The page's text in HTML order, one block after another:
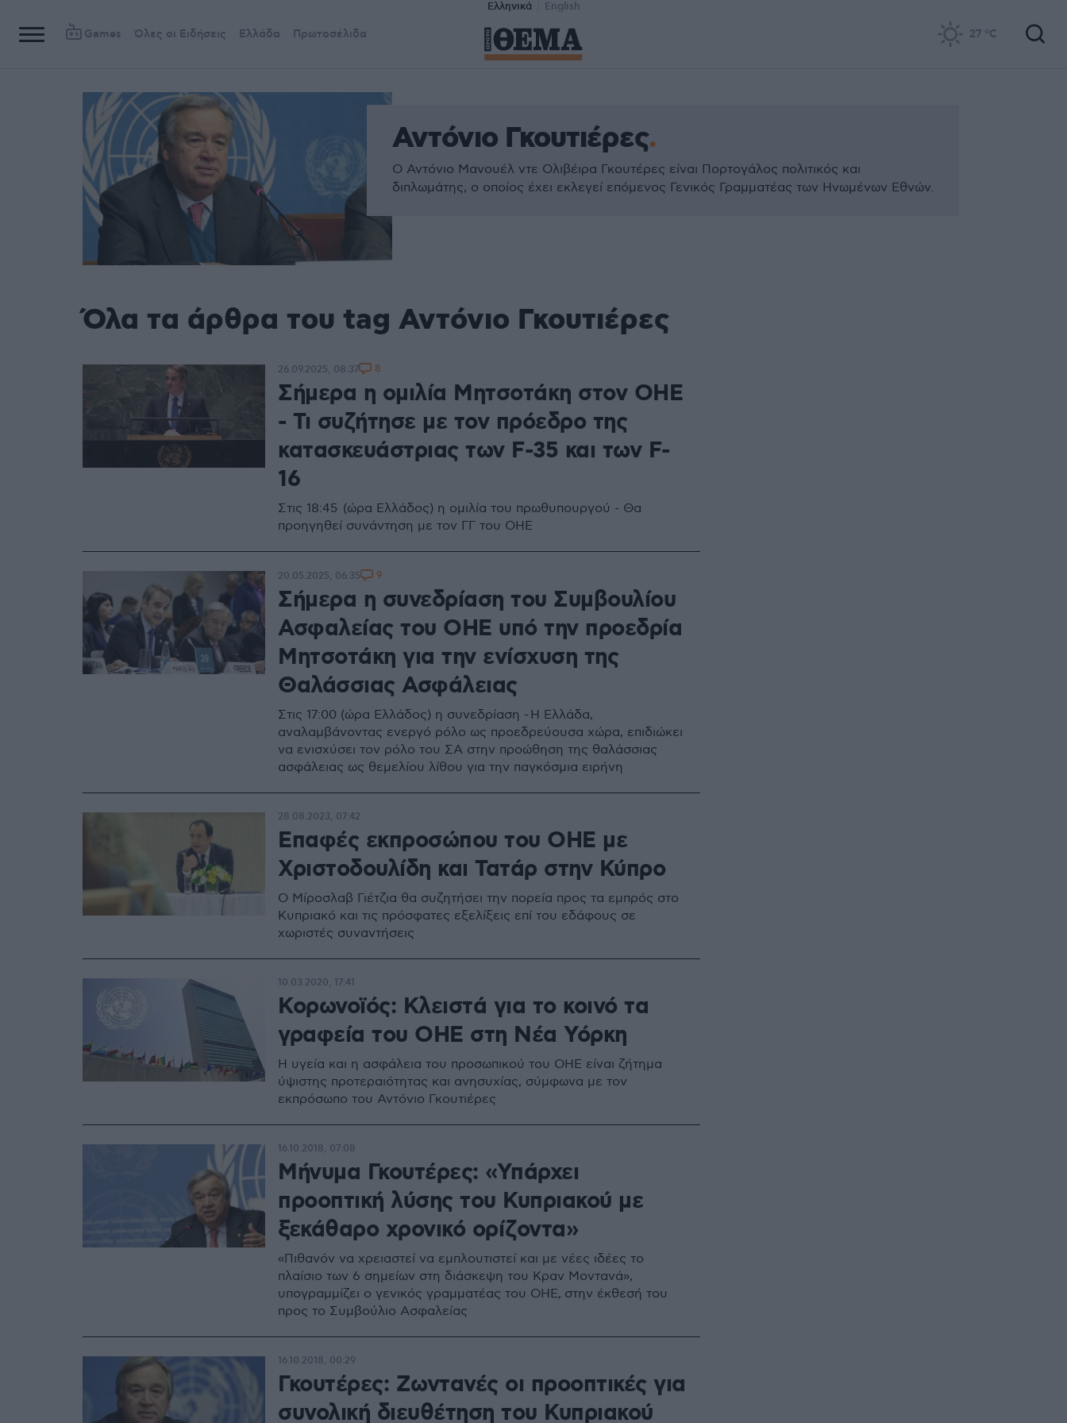
Ελληνικά English
Games Όλες οι Ειδήσεις Ελλάδα Πρωτοσέλιδα 27 °C
Αντόνιο Γκουτιέρες
Ο Αντόνιο Μανουέλ ντε Ολιβέιρα Γκουτέρες είναι Πορτογάλος πολιτικός και
διπλωμάτης, ο οποίος έχει εκλεγεί επόμενος Γενικός Γραμματέας των Ηνωμένων Εθνών.
Όλα τα άρθρα του tag Αντόνιο Γκουτιέρες
Σήμερα η ομιλία Μητσοτάκη στον ΟΗΕ
- Τι συζήτησε με τον πρόεδρο της
κατασκευάστριας των F-35 και των F-
16
Στις 18:45 (ώρα Ελλάδος) η ομιλία του πρωθυπουργού - Θα
προηγηθεί συνάντηση με τον ΓΓ του ΟΗΕ
26.09.2025, 08:37 8
Σήμερα η συνεδρίαση του Συμβουλίου
Ασφαλείας του ΟΗΕ υπό την προεδρία
Μητσοτάκη για την ενίσχυση της
Θαλάσσιας Ασφάλειας
Στις 17:00 (ώρα Ελλάδος) η συνεδρίαση - Η Ελλάδα,
αναλαμβάνοντας ενεργό ρόλο ως προεδρεύουσα χώρα, επιδιώκει
να ενισχύσει τον ρόλο του ΣΑ στην προώθηση της θαλάσσιας
ασφάλειας ως θεμελίου λίθου για την παγκόσμια ειρήνη
20.05.2025, 06:35 9
Επαφές εκπροσώπου του ΟΗΕ με
Χριστοδουλίδη και Τατάρ στην Κύπρο
Ο Μίροσλαβ Γιέτζια θα συζητήσει την πορεία προς τα εμπρός στο
Κυπριακό και τις πρόσφατες εξελίξεις επί του εδάφους σε
χωριστές συναντήσεις
28.08.2023, 07:42
Κορωνοϊός: Κλειστά για το κοινό τα
γραφεία του ΟΗΕ στη Νέα Υόρκη
Η υγεία και η ασφάλεια του προσωπικού του ΟΗΕ είναι ζήτημα
ύψιστης προτεραιότητας και ανησυχίας, σύμφωνα με τον
εκπρόσωπο του Αντόνιο Γκουτιέρες
10.03.2020, 17:41
Μήνυμα Γκουτέρες: «Υπάρχει
προοπτική λύσης του Κυπριακού με
ξεκάθαρο χρονικό ορίζοντα»
«Πιθανόν να χρειαστεί να εμπλουτιστεί και με νέες ιδέες το
πλαίσιο των 6 σημείων στη διάσκεψη του Κραν Μοντανά»,
υπογραμμίζει ο γενικός γραμματέας του ΟΗΕ, στην έκθεσή του
προς το Συμβούλιο Ασφαλείας
16.10.2018, 07:08
Γκουτέρες: Ζωντανές οι προοπτικές για
συνολική διευθέτηση του Κυπριακού
16.10.2018, 00:29